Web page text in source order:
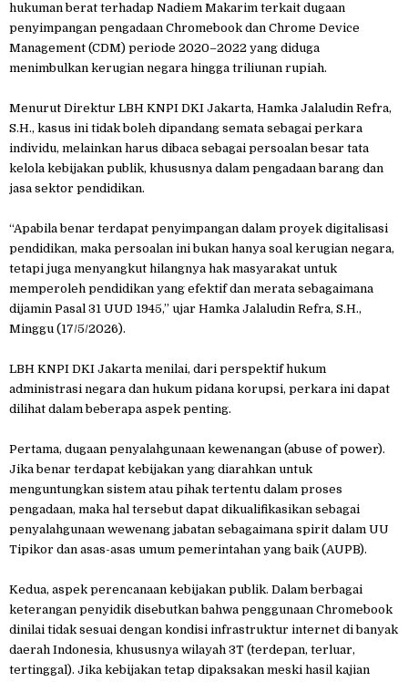
hukuman berat terhadap Nadiem Makarim terkait dugaan
penyimpangan pengadaan Chromebook dan Chrome Device
Management (CDM) periode 2020–2022 yang diduga
menimbulkan kerugian negara hingga triliunan rupiah.
Menurut Direktur LBH KNPI DKI Jakarta, Hamka Jalaludin Refra,
S.H., kasus ini tidak boleh dipandang semata sebagai perkara
individu, melainkan harus dibaca sebagai persoalan besar tata
kelola kebijakan publik, khususnya dalam pengadaan barang dan
jasa sektor pendidikan.
“Apabila benar terdapat penyimpangan dalam proyek digitalisasi
pendidikan, maka persoalan ini bukan hanya soal kerugian negara,
tetapi juga menyangkut hilangnya hak masyarakat untuk
memperoleh pendidikan yang efektif dan merata sebagaimana
dijamin Pasal 31 UUD 1945,” ujar Hamka Jalaludin Refra, S.H.,
Minggu (17/5/2026).
LBH KNPI DKI Jakarta menilai, dari perspektif hukum
administrasi negara dan hukum pidana korupsi, perkara ini dapat
dilihat dalam beberapa aspek penting.
Pertama, dugaan penyalahgunaan kewenangan (abuse of power).
Jika benar terdapat kebijakan yang diarahkan untuk
menguntungkan sistem atau pihak tertentu dalam proses
pengadaan, maka hal tersebut dapat dikualifikasikan sebagai
penyalahgunaan wewenang jabatan sebagaimana spirit dalam UU
Tipikor dan asas-asas umum pemerintahan yang baik (AUPB).
Kedua, aspek perencanaan kebijakan publik. Dalam berbagai
keterangan penyidik disebutkan bahwa penggunaan Chromebook
dinilai tidak sesuai dengan kondisi infrastruktur internet di banyak
daerah Indonesia, khususnya wilayah 3T (terdepan, terluar,
tertinggal). Jika kebijakan tetap dipaksakan meski hasil kajian